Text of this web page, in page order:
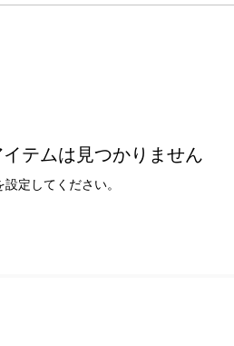
テムは見つかりません
定してください。